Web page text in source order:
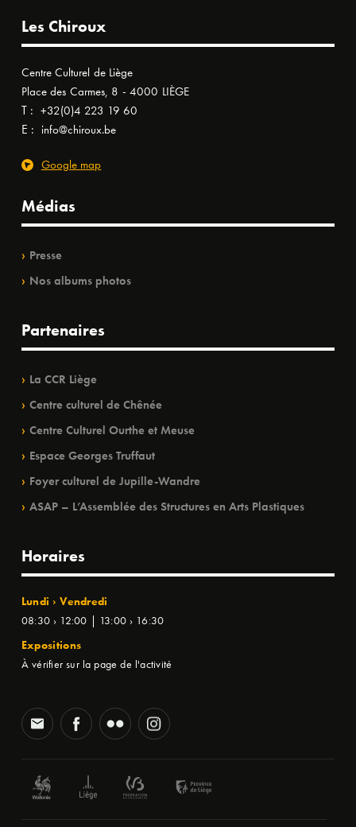
Les Chiroux
Centre Culturel de Liège
Place des Carmes, 8 - 4000 LIÈGE
T : +32(0)4 223 19 60
E : info@chiroux.be
Google map
Médias
Presse
Nos albums photos
Partenaires
La CCR Liège
Centre culturel de Chênée
Centre Culturel Ourthe et Meuse
Espace Georges Truffaut
Foyer culturel de Jupille-Wandre
ASAP – L’Assemblée des Structures en Arts Plastiques
Horaires
Lundi › Vendredi
08:30 › 12:00 | 13:00 › 16:30
Expositions
À vérifier sur la page de l'activité